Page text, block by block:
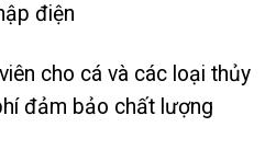
điện
cho cá và các loại thủy
đảm bảo chất lượng